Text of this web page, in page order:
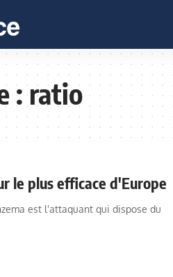
:ratio
le plus efficace d'Europe
est l'attaquant qui dispose du